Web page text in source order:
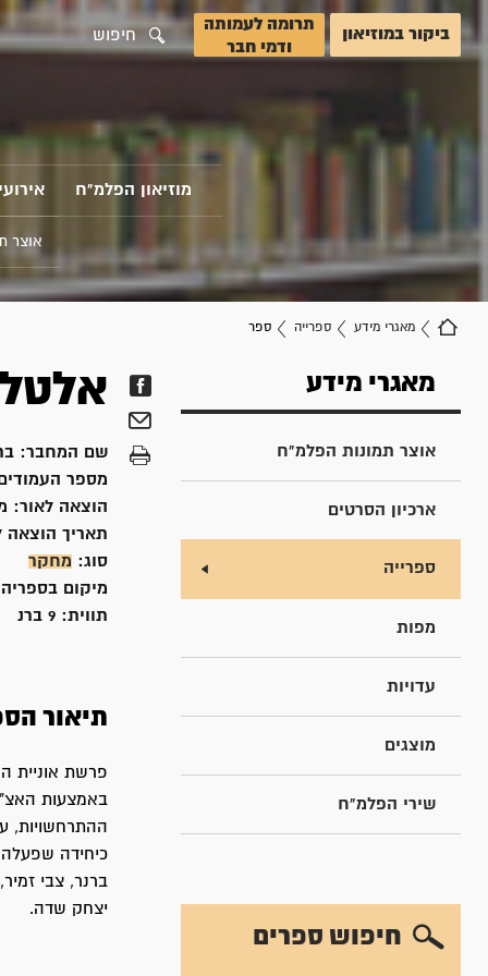
ביקור במוזיאון
תרומה לעמותה
ודמי חבר
חיפוש
מוזיאון הפלמ"ח
אוצר
מאגרי מידע ספרייה ספר
מאגרי מידע
אוצר תמונות הפלמ"ח
ארכיון הסרטים
ספרייה
מפות
עדויות
מוצגים
שירי הפלמ"ח
חיפוש ספרים
שם המחבר:
מספר
הוצאה לאור:
תאריך הוצאה
סוג: מחקר
מיקום
תווית: 9 ברנ
תיאור
באמצעות
ההתרחשויות,
כיחידה שפעלה
ברנר, צבי
יצחק שדה.